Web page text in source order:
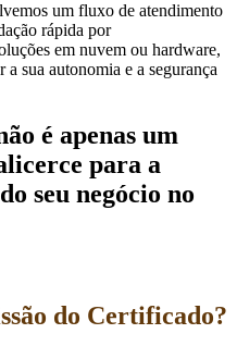
um fluxo de atendimento
rápida por
em nuvem ou hardware,
sua autonomia e a segurança
é apenas um
para a
seu negócio no
do Certificado?